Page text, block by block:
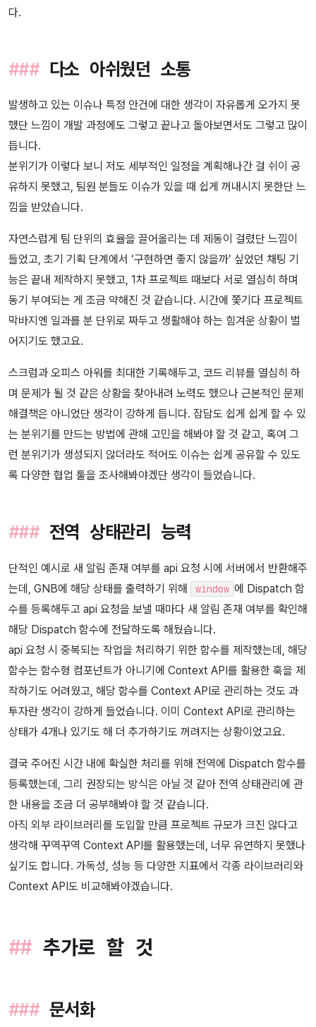
다.
다소 아쉬웠던 소통
발생하고 있는 이슈나 특정 안건에 대한 생각이 자유롭게 오가지 못
했단 느낌이 개발 과정에도 그렇고 끝나고 돌아보면서도 그렇고 많이
듭니다.
분위기가 이렇다 보니 저도 세부적인 일정을 계획해나간 걸 쉬이 공
유하지 못했고, 팀원 분들도 이슈가 있을 때 쉽게 꺼내시지 못한단 느
낌을 받았습니다.
자연스럽게 팀 단위의 효율을 끌어올리는 데 제동이 걸렸단 느낌이
들었고, 초기 기획 단계에서 ‘구현하면 좋지 않을까’ 싶었던 채팅 기
능은 끝내 제작하지 못했고, 1차 프로젝트 때보다 서로 열심히 하며
동기 부여되는 게 조금 약해진 것 같습니다. 시간에 쫓기다 프로젝트
막바지엔 일과를 분 단위로 짜두고 생활해야 하는 힘겨운 상황이 벌
어지기도 했고요.
스크럼과 오피스 아워를 최대한 기록해두고, 코드 리뷰를 열심히 하
며 문제가 될 것 같은 상황을 찾아내려 노력도 했으나 근본적인 문제
해결책은 아니었단 생각이 강하게 듭니다. 잡담도 쉽게 쉽게 할 수 있
는 분위기를 만드는 방법에 관해 고민을 해봐야 할 것 같고, 혹여 그
런 분위기가 생성되지 않더라도 적어도 이슈는 쉽게 공유할 수 있도
록 다양한 협업 툴을 조사해봐야겠단 생각이 들었습니다.
전역 상태관리 능력
단적인 예시로 새 알림 존재 여부를 api 요청 시에 서버에서 반환해주
는데, GNB에 해당 상태를 출력하기 위해
window 에 Dispatch 함
수를 등록해두고 api 요청을 보낼 때마다 새 알림 존재 여부를 확인해
해당 Dispatch 함수에 전달하도록 해뒀습니다.
api 요청 시 중복되는 작업을 처리하기 위한 함수를 제작했는데, 해당
함수는 함수형 컴포넌트가 아니기에 Context API를 활용한 훅을 제
작하기도 어려웠고, 해당 함수를 Context API로 관리하는 것도 과
투자란 생각이 강하게 들었습니다. 이미 Context API로 관리하는
상태가 4개나 있기도 해 더 추가하기도 꺼려지는 상황이었고요.
결국 주어진 시간 내에 확실한 처리를 위해 전역에 Dispatch 함수를
등록했는데, 그리 권장되는 방식은 아닐 것 같아 전역 상태관리에 관
한 내용을 조금 더 공부해봐야 할 것 같습니다.
아직 외부 라이브러리를 도입할 만큼 프로젝트 규모가 크진 않다고
생각해 꾸역꾸역 Context API를 활용했는데, 너무 유연하지 못했나
싶기도 합니다. 가독성, 성능 등 다양한 지표에서 각종 라이브러리와
Context API도 비교해봐야겠습니다.
추가로 할 것
문서화